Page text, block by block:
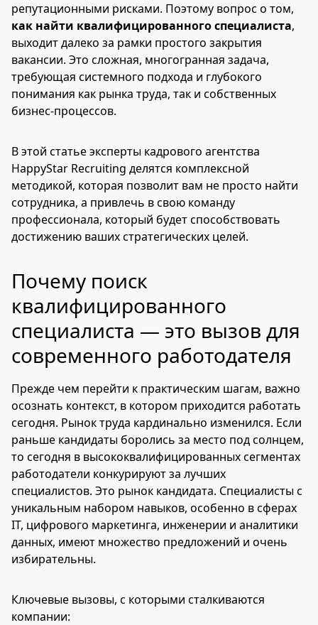
репутационными рисками. Поэтому вопрос о том,
как найти квалифицированного специалиста,
выходит далеко за рамки простого закрытия
вакансии. Это сложная, многогранная задача,
требующая системного подхода и глубокого
понимания как рынка труда, так и собственных
бизнес-процессов.
В этой статье эксперты кадрового агентства
HappyStar Recruiting делятся комплексной
методикой, которая позволит вам не просто найти
сотрудника, а привлечь в свою команду
профессионала, который будет способствовать
достижению ваших стратегических целей.
Почему поиск
квалифицированного
специалиста — это вызов для
современного работодателя
Прежде чем перейти к практическим шагам, важно
осознать контекст, в котором приходится работать
сегодня. Рынок труда кардинально изменился. Если
раньше кандидаты боролись за место под солнцем,
то сегодня в высококвалифицированных сегментах
работодатели конкурируют за лучших
специалистов. Это рынок кандидата. Специалисты с
уникальным набором навыков, особенно в сферах
IT, цифрового маркетинга, инженерии и аналитики
данных, имеют множество предложений и очень
избирательны.
Ключевые вызовы, с которыми сталкиваются
компании: